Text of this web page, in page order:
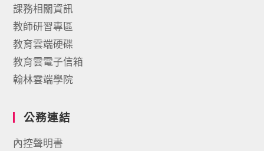
課務相關資訊
教師研習專區
教育雲端硬碟
教育雲電子信箱
翰林雲端學院
公務連結
內控聲明書